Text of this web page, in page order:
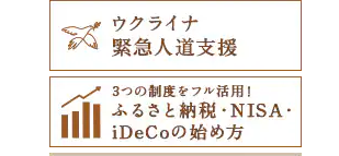
中札内村
滝川市
比布町
鶴居村
むつ市
田舎館村
青森県（県庁）
三沢市
山田町
大槌町
大和町
大郷町
南三陸町
仙台市
寒河江市
西川町
高畠町
山形市
福島市
新地町
葛尾村
三島町
水戸市
鉾田市
桜川市
石岡市
草津町
高崎市
群馬県（県庁）
大泉町
吉見町
東松山市
入間市
志木市
佐倉市
木更津市
茂原市
野田市
板橋区
渋谷区
千代田区
新宿区
横浜市
茅ヶ崎市
川崎市
厚木市
湯沢町
新潟市
甲州市
丹波山村
売木村
小諸市
木曽町
箕輪町
海津市
関ケ原町
七宗町
笠松町
森町
川根本町
富士市
御前崎市
東海市
新城市
春日井市
瀬戸市
八幡市
京田辺市
向日市
吹田市
河南町
和泉市
高槻市
尼崎市
加西市
宝塚市
淡路市
上牧町
明日香村
吉野町
奈良市
すさみ町
日高町
有田川町
印南町
矢掛町
鏡野町
香南市
大豊町
田野町
高知市
岡垣町
豊前市
嘉麻市
筑後市
人吉市
宇土市
荒尾市
産山村
延岡市
串間市
五ヶ瀬町
高原町
鹿屋市
宇検村
天城町
南種子町
与那原町
豊見城市
東村
読谷村